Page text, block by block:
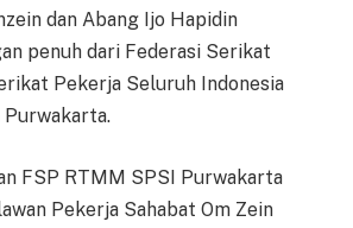
dan Abang Ijo Hapidin
penuh dari Federasi Serikat
Pekerja Seluruh Indonesia
Purwakarta.
FSP RTMM SPSI Purwakarta
Pekerja Sahabat Om Zein